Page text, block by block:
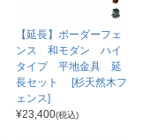
【延長】ボーダーフェ
ンス 和モダン ハイ
タイプ 平地金具 延
長セット [杉天然木フ
ェンス]
¥23,400(税込)